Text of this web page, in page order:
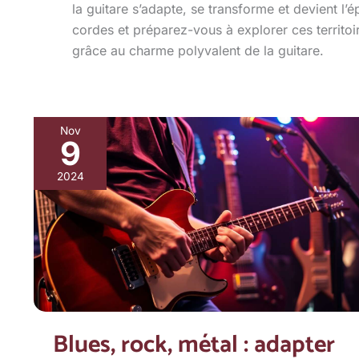
la guitare s’adapte, se transforme et devient
cordes et préparez-vous à explorer ces
grâce au charme polyvalent de la guitare.
Nov
9
2024
Blues, rock, métal : adapter
Blues,
rock,
métal
:
adapter
ses
cordes
à
chaque
genre